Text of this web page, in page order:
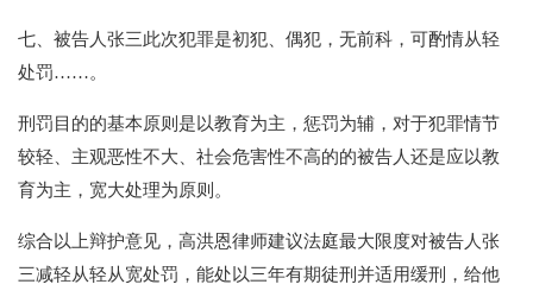
七、被告人张三此次犯罪是初犯、偶犯，无前科，可酌情从轻
处罚……。
刑罚目的的基本原则是以教育为主，惩罚为辅，对于犯罪情节
较轻、主观恶性不大、社会危害性不高的的被告人还是应以教
育为主，宽大处理为原则。
综合以上辩护意见，高洪恩律师建议法庭最大限度对被告人张
三减轻从轻从宽处罚，能处以三年有期徒刑并适用缓刑，给他